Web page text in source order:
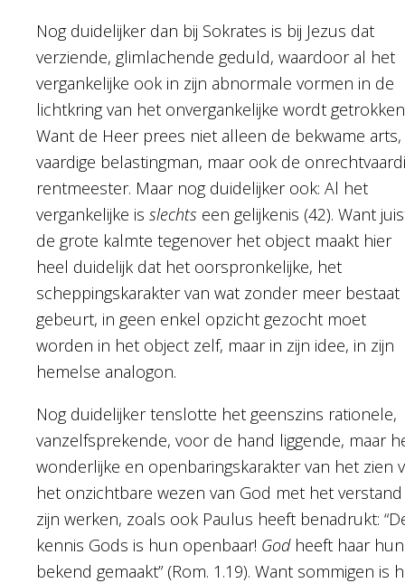
Nog duidelijker dan bij Sokrates is bij Jezus dat
verziende, glimlachende geduld, waardoor al het
vergankelijke ook in zijn abnormale vormen in de
lichtkring van het onvergankelijke wordt
Want de Heer prees niet alleen de bekwame
vaardige belastingman, maar ook de
rentmeester. Maar nog duidelijker ook: Al het
vergankelijke is slechts een gelijkenis (42). Want
de grote kalmte tegenover het object maakt hier
heel duidelijk dat het oorspronkelijke, het
scheppingskarakter van wat zonder meer bestaat
gebeurt, in geen enkel opzicht gezocht moet
worden in het object zelf, maar in zijn idee, in zijn
hemelse analogon.
Nog duidelijker tenslotte het geenszins rationele,
vanzelfsprekende, voor de hand liggende, maar
wonderlijke en openbaringskarakter van het zien
het onzichtbare wezen van God met het
zijn werken, zoals ook Paulus heeft benadrukt:
kennis Gods is hun openbaar! Godheeft haar hun
bekend gemaakt” (Rom. 1.19). Want sommigen is